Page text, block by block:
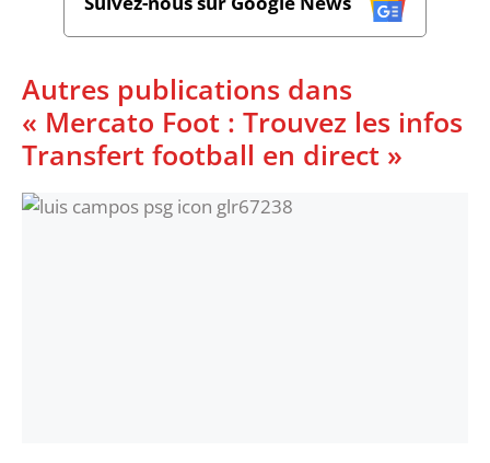
Autres publications dans
« Mercato Foot : Trouvez les infos
Transfert football en direct »